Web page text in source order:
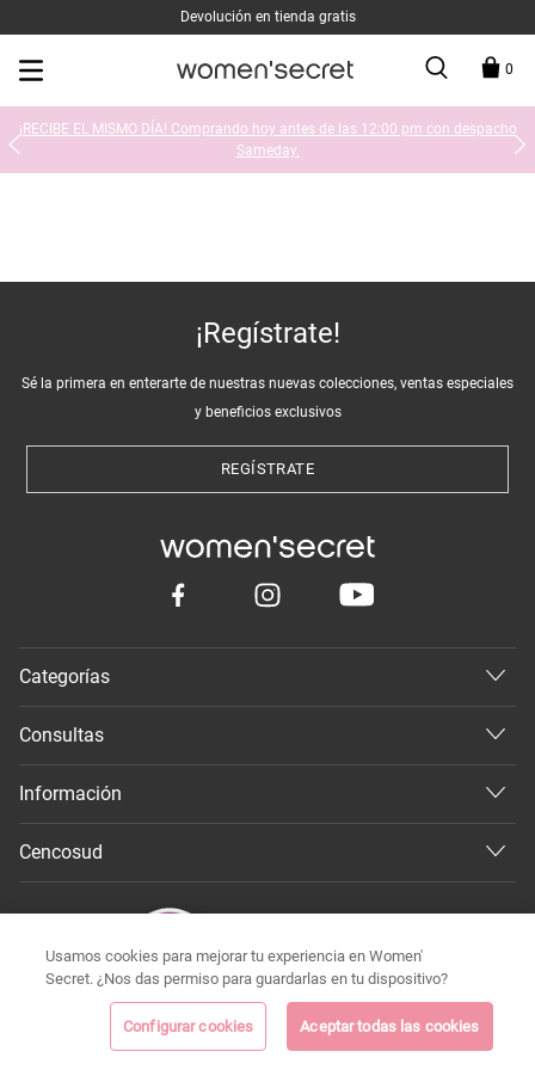
Devolución en tienda gratis
0
¡RECIBE EL MISMO DÍA! Comprando hoy antes de las 12:00 pm con despacho
Sameday.
¡Regístrate!
Sé la primera en enterarte de nuestras nuevas colecciones, ventas especiales
y beneficios exclusivos
REGÍSTRATE
Categorías
Consultas
Información
Cencosud
Todos los derechos reservados 2026 ©
Usamos cookies para mejorar tu experiencia en Women'
Secret. ¿Nos das permiso para guardarlas en tu dispositivo?
Configurar cookies Aceptar todas las cookies